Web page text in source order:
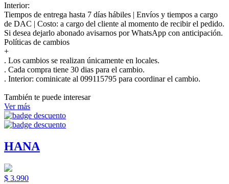
Interior:
Tiempos de entrega hasta 7 días hábiles | Envíos y tiempos a cargo
de DAC | Costo: a cargo del cliente al momento de recibir el pedido.
Si desea dejarlo abonado avisarnos por WhatsApp con anticipación.
Políticas de cambios
+
. Los cambios se realizan únicamente en locales.
. Cada compra tiene 30 dias para el cambio.
. Interior: cominicate al 099115795 para coordinar el cambio.
También te puede interesar
Ver más
HANA
$ 3.990